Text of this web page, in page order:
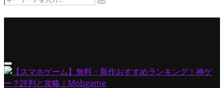
Search
Primary
Menu